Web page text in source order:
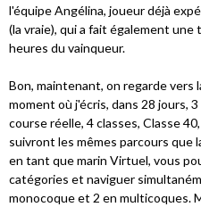
l'équipe Angélina, joueur déjà
(la vraie), qui a fait également
heures du vainqueur.
Bon, maintenant, on regarde vers
moment où j'écris, dans 28 jours,
course réelle, 4 classes, Classe
suivront les mêmes parcours que
en tant que marin Virtuel, vous
catégories et naviguer
monocoque et 2 en multicoques.